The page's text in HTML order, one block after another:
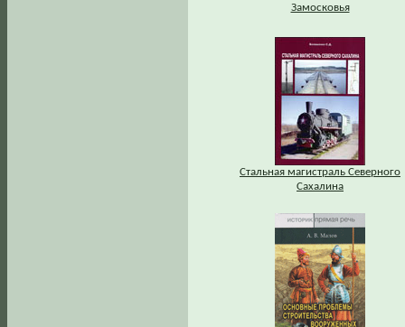
Замосковья
Стальная магистраль Северного
Сахалина